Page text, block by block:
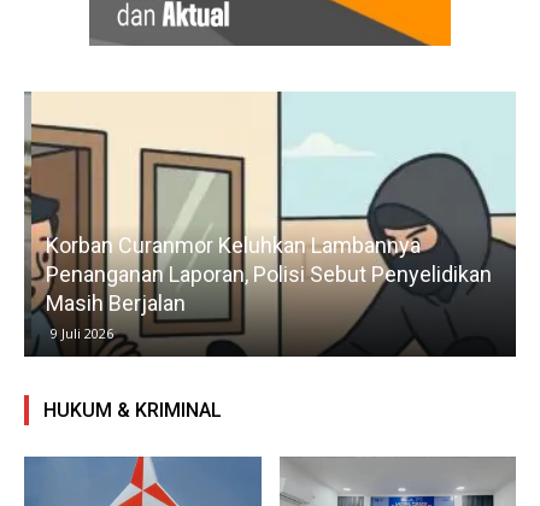
Korban Curanmor Keluhkan Lambannya
Penanganan Laporan, Polisi Sebut Penyelidikan
Masih Berjalan
9 Juli 2026
HUKUM & KRIMINAL